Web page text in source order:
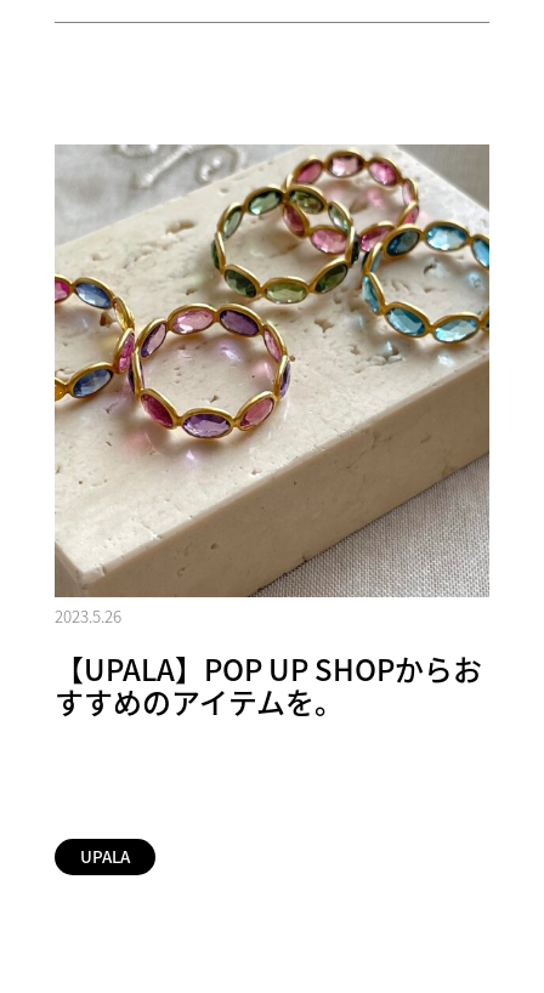
2023.5.26
【UPALA】POP UP SHOPからお
すすめのアイテムを。
UPALA